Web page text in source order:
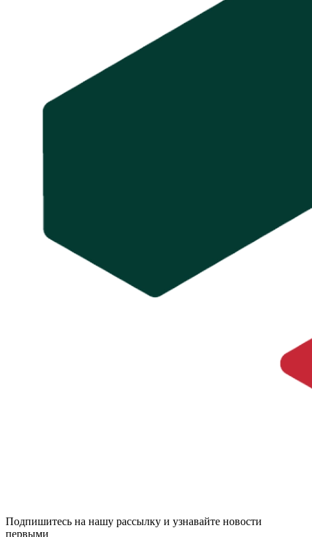
Подпишитесь на нашу рассылку и узнавайте новости
первыми